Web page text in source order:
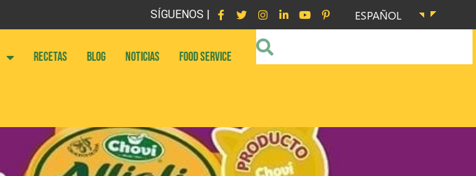
SÍGUENOS | ESPAÑOL
RECETAS BLOG NOTICIAS FOOD SERVICE